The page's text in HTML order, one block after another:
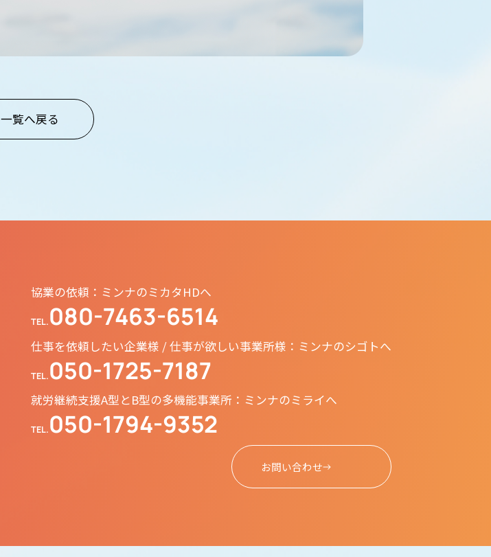
一覧へ戻る
協業の依頼：ミンナのミカタHDへ
TEL.080-7463-6514
仕事を依頼したい企業様 / 仕事が欲しい事業所様：ミンナのシゴトへ
TEL.050-1725-7187
就労継続支援A型とB型の多機能事業所：ミンナのミライへ
TEL.050-1794-9352
お問い合わせ